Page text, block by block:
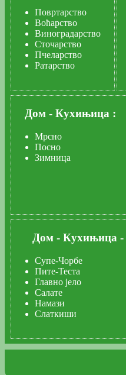
Повртарство
Воћарство
Виноградарство
Сточарство
Пчеларство
Ратарство
Дом - Кухињица :
Мрсно
Посно
Зимница
Дом - Кухињица -
Супе-Чорбе
Пите-Теста
Главно јело
Салате
Намази
Слаткиши